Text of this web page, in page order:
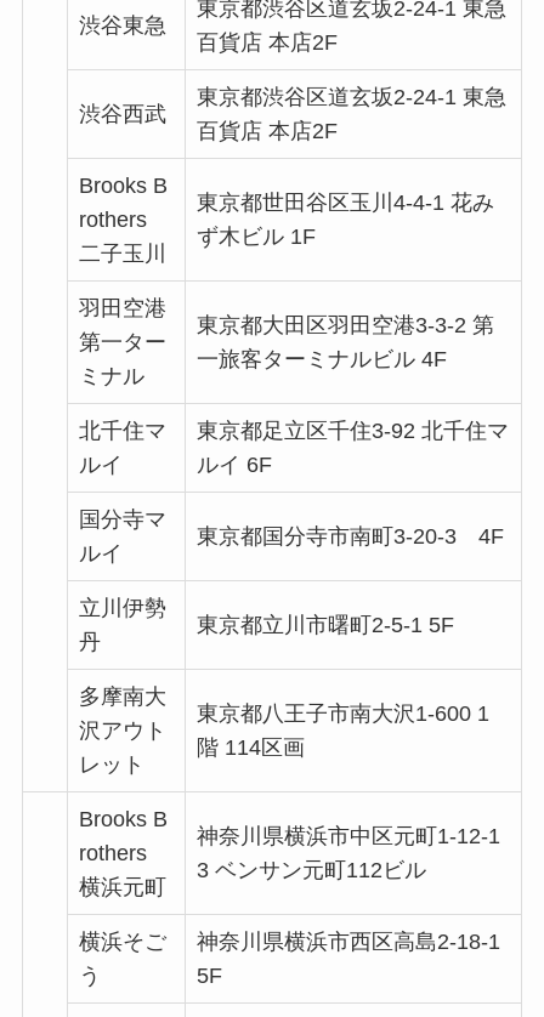
渋谷東急
東京都渋谷区道玄坂2-24-1 東急
百貨店 本店2F
渋谷西武
東京都渋谷区道玄坂2-24-1 東急
百貨店 本店2F
Brooks B
rothers
二子玉川
東京都世田谷区玉川4-4-1 花み
ず木ビル 1F
羽田空港
第一ター
ミナル
東京都大田区羽田空港3-3-2 第
一旅客ターミナルビル 4F
北千住マ
ルイ
東京都足立区千住3-92 北千住マ
ルイ 6F
国分寺マ
ルイ
東京都国分寺市南町3-20-3 4F
立川伊勢
丹
東京都立川市曙町2-5-1 5F
多摩南大
沢アウト
レット
東京都八王子市南大沢1-600 1
階 114区画
Brooks B
rothers
横浜元町
神奈川県横浜市中区元町1-12-1
3 ベンサン元町112ビル
横浜そご
う
神奈川県横浜市西区高島2-18-1
5F